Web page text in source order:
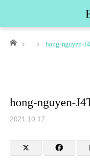
ホーム hong-nguyen-
hong-nguyen-
2021.10.17